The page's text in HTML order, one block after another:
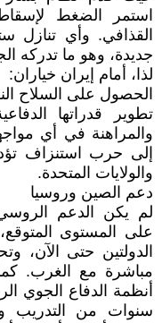
استمر الضغط
القذافي. وأي
جديدة، وهو ما تدركه
لذا، أمام إيران خياران:
الحصول على السلاح
تطوير قدراتها
والمراهنة في أي
إلى حرب استنزاف
والولايات المتحدة.
دعم الصين وروسيا
لم يكن الدعم الروسي
على المستوى
الدولتين حتى الآن،
مباشرة مع الغرب.
أنظمة الدفاع الجوي
سنوات من التدريب